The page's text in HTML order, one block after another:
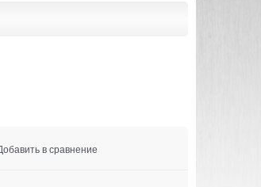
в сравнение